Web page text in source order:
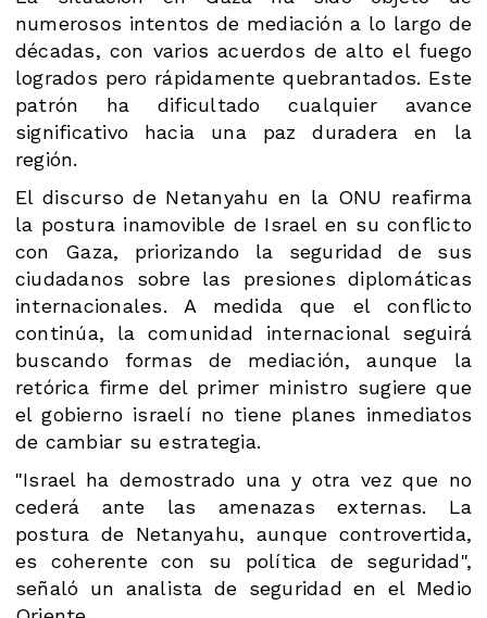
numerosos intentos de mediación a lo largo de
décadas, con varios acuerdos de alto el fuego
logrados pero rápidamente quebrantados. Este
patrón ha dificultado cualquier avance
significativo hacia una paz duradera en la
región​.
El discurso de Netanyahu en la ONU reafirma
la postura inamovible de Israel en su conflicto
con Gaza, priorizando la seguridad de sus
ciudadanos sobre las presiones diplomáticas
internacionales. A medida que el conflicto
continúa, la comunidad internacional seguirá
buscando formas de mediación, aunque la
retórica firme del primer ministro sugiere que
el gobierno israelí no tiene planes inmediatos
de cambiar su estrategia.
"Israel ha demostrado una y otra vez que no
cederá ante las amenazas externas. La
postura de Netanyahu, aunque controvertida,
es coherente con su política de seguridad",
señaló un analista de seguridad en el Medio